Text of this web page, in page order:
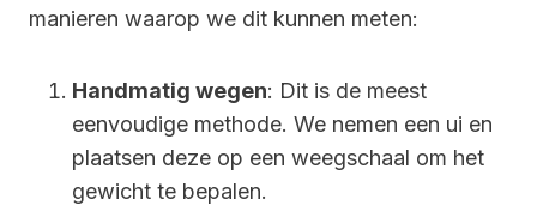
manieren waarop we dit kunnen meten:
Handmatig wegen: Dit is de meest
eenvoudige methode. We nemen een ui en
plaatsen deze op een weegschaal om het
gewicht te bepalen.